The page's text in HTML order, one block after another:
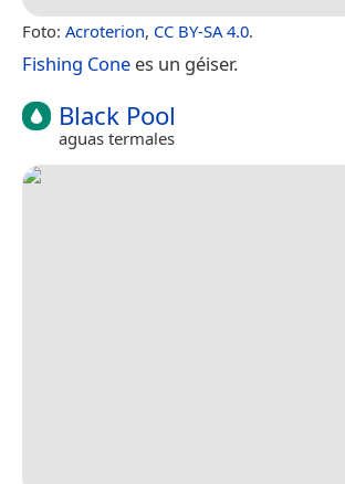
Foto: Acroterion, CC BY-SA 4.0.
Fishing Cone es un géiser.
Black Pool
aguas termales